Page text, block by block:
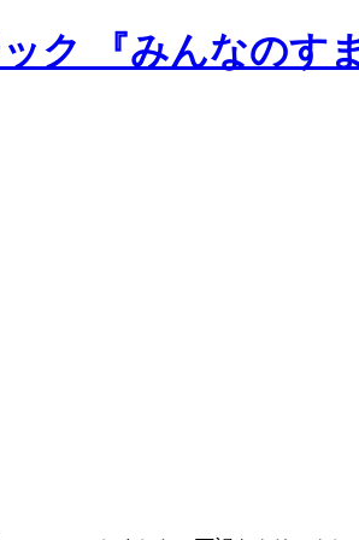
ク 『みんなのす